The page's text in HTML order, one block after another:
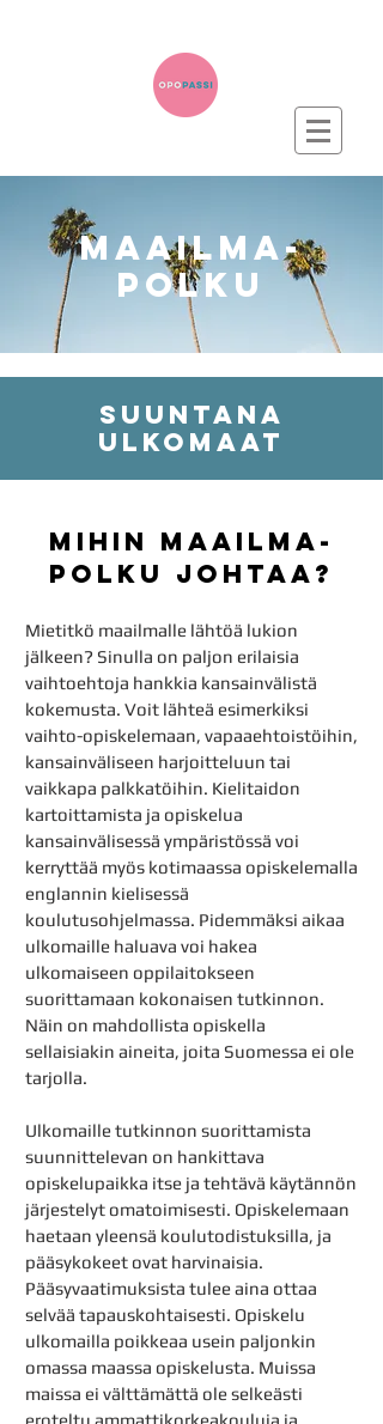
maailma-
polku
suuntana
ulkomaat
mIHIN maailma-
POLKU JOHTAA?
Mietitkö maailmalle lähtöä lukion
jälkeen? Sinulla on paljon erilaisia
vaihtoehtoja hankkia kansainvälistä
kokemusta. Voit lähteä esimerkiksi
vaihto-opiskelemaan, vapaaehtoistöihin,
kansainväliseen harjoitteluun tai
vaikkapa palkkatöihin. Kielitaidon
kartoittamista ja opiskelua
kansainvälisessä ympäristössä voi
kerryttää myös kotimaassa opiskelemalla
englannin kielisessä
koulutusohjelmassa. Pidemmäksi aikaa
ulkomaille haluava voi hakea
ulkomaiseen oppilaitokseen
suorittamaan kokonaisen tutkinnon.
Näin on mahdollista opiskella
sellaisiakin aineita, joita Suomessa ei ole
tarjolla.
Ulkomaille tutkinnon suorittamista
suunnittelevan on hankittava
opiskelupaikka itse ja tehtävä käytännön
järjestelyt omatoimisesti. Opiskelemaan
haetaan yleensä koulutodistuksilla, ja
pääsykokeet ovat harvinaisia.
Pääsyvaatimuksista tulee aina ottaa
selvää tapauskohtaisesti. Opiskelu
ulkomailla poikkeaa usein paljonkin
omassa maassa opiskelusta. Muissa
maissa ei välttämättä ole selkeästi
eroteltu ammattikorkeakouluja ja